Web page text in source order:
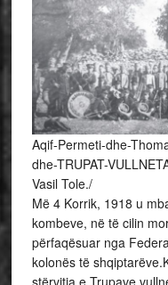
Aqif-Permeti-dhe-
dhe-TRUPAT-
Vasil Tole./
Më 4 Korrik, 1918 u
kombeve, në të cilin
përfaqësuar nga
kolonës të